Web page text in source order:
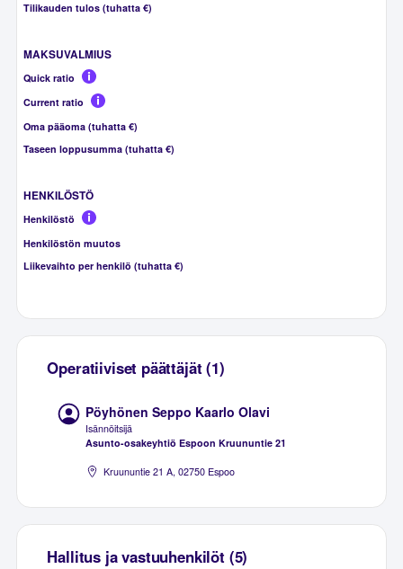
Tilikauden tulos (tuhatta €)
MAKSUVALMIUS
Quick ratio
Current ratio
Oma pääoma (tuhatta €)
Taseen loppusumma (tuhatta €)
HENKILÖSTÖ
Henkilöstö
Henkilöstön muutos
Liikevaihto per henkilö (tuhatta €)
Operatiiviset päättäjät (1)
Pöyhönen Seppo Kaarlo Olavi
Isännöitsijä
Asunto-osakeyhtiö Espoon Kruununtie 21
Kruununtie 21 A, 02750 Espoo
Hallitus ja vastuuhenkilöt (5)